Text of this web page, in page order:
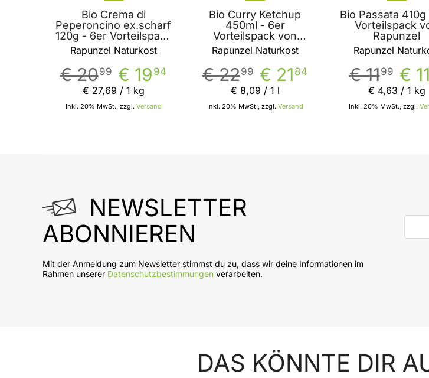
Bio Crema di
Peperoncino ex.scharf
120g - 6er Vorteilspack
von Rapunzel
Rapunzel Naturkost
€ 19 94
€ 2099
Inkl. 20% MwSt., zzgl. Versand
€ 27,69 / 1 kg
Bio Curry Ketchup
450ml - 6er
Vorteilspack von
Rapunzel
Rapunzel Naturkost
€ 21 84
€ 2299
Inkl. 20% MwSt., zzgl. Versand
€ 8,09 / 1 l
Bio Passata
Vorteilspack
Rapunzel
Rapunzel
€ 11
€ 1199
Inkl. 20% MwSt., zzgl.
€ 4,63 / 1 kg
NEWSLETTER
ABONNIEREN
Mit der Anmeldung zum Newsletter stimmst du zu, dass wir deine Informationen im
Rahmen unserer Datenschutzbestimmungen verarbeiten.
E-
DAS KÖNNTE DIR